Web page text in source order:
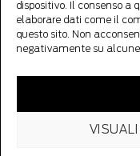
dispositivo. Il consenso a
elaborare dati come il
questo sito. Non
negativamente su
Copyright 2026 ©SEIK
Reg: 12921231, Parda 3/5/